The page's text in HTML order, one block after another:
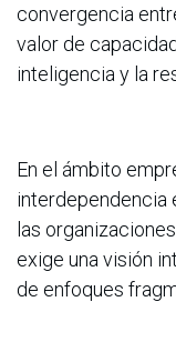
convergencia
valor de
inteligencia y la
En el ámbito
interdependencia
las
exige una visión
de enfoques